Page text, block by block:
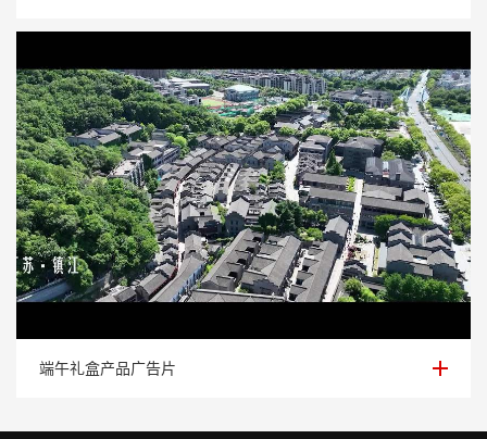
端午礼盒产品广告片
端午礼盒产品广告片